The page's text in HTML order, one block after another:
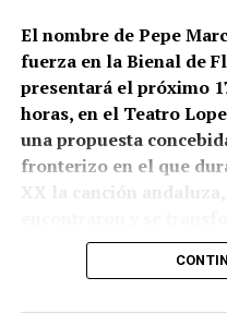
El nombre de Pepe
fuerza en la Bienal de
presentará el próximo
horas, en el Teatro
una propuesta
fronterizo en el que
XX la canción
La propia organización